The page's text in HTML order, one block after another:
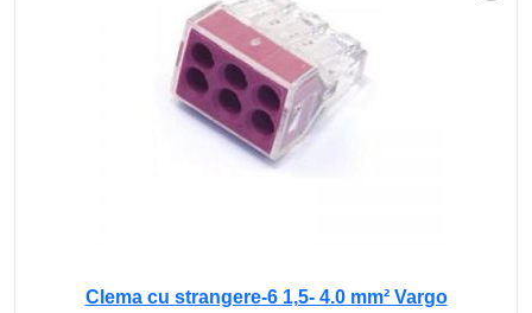
Clema cu strangere-6 1,5- 4.0 mm² Vargo